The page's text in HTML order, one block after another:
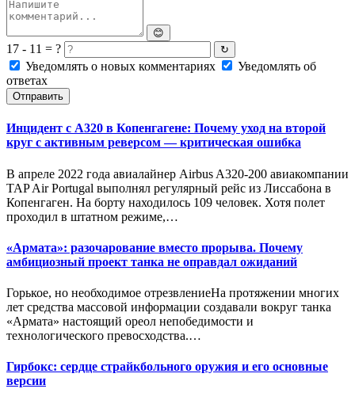
😊
17 - 11 = ? ↻
Уведомлять о новых комментариях
Уведомлять об
ответах
Отправить
Инцидент с A320 в Копенгагене: Почему уход на второй
круг с активным реверсом — критическая ошибка
В апреле 2022 года авиалайнер Airbus A320-200 авиакомпании
TAP Air Portugal выполнял регулярный рейс из Лиссабона в
Копенгаген. На борту находилось 109 человек. Хотя полет
проходил в штатном режиме,…
«Армата»: разочарование вместо прорыва. Почему
амбициозный проект танка не оправдал ожиданий
Горькое, но необходимое отрезвлениеНа протяжении многих
лет средства массовой информации создавали вокруг танка
«Армата» настоящий ореол непобедимости и
технологического превосходства.…
Гирбокс: сердце страйкбольного оружия и его основные
версии